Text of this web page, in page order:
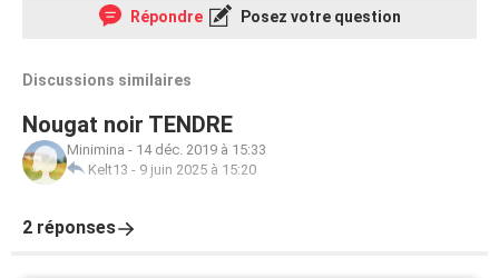
Répondre Posez votre question
Discussions similaires
Nougat noir TENDRE
Minimina - 14 déc. 2019 à 15:33
Kelt13 - 9 juin 2025 à 15:20
2 réponses